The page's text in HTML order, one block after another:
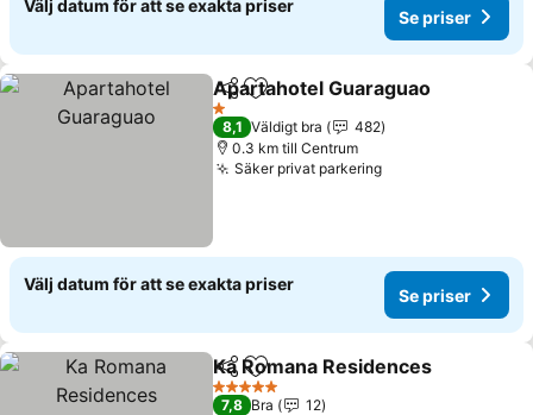
Välj datum för att se exakta priser
Se priser
Dela Lägg till i Mina Favoriter
Apartahotel Guaraguao
1 Stjärnor
8,1 Väldigt bra
482
0.3 km till Centrum
Säker privat parkering
Välj datum för att se exakta priser
Se priser
Dela Lägg till i Mina Favoriter
Ka Romana Residences
5 Stjärnor
7,8 Bra
12